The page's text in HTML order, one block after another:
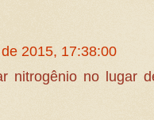
2015, 17:38:00
nitrogênio no lugar